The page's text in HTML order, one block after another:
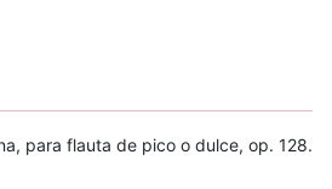
para flauta de pico o dulce, op. 128.